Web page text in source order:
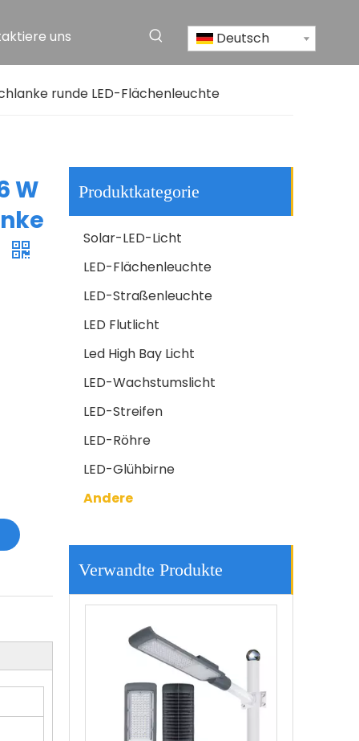
uns Deutsch
runde LED-Flächenleuchte
W
Produktkategorie
Solar-LED-Licht
LED-Flächenleuchte
LED-Straßenleuchte
LED Flutlicht
Led High Bay Licht
LED-Wachstumslicht
LED-Streifen
LED-Röhre
LED-Glühbirne
Andere
Verwandte Produkte
Hochwertige IP65 wasserdichte Aluminium-Solar-LED-Straßenlaterne für den Außenbereich